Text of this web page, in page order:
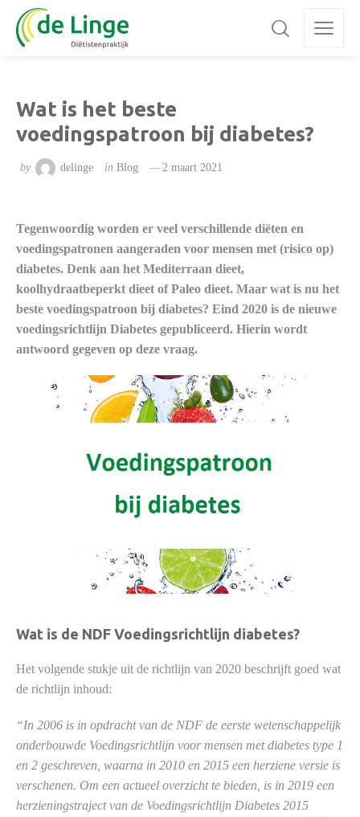
Wat is het beste
voedingspatroon bij diabetes?
by delinge in Blog 2 maart 2021
Tegenwoordig worden er veel verschillende diëten en
voedingspatronen aangeraden voor mensen met (risico op)
diabetes. Denk aan het Mediterraan dieet,
koolhydraatbeperkt dieet of Paleo dieet. Maar wat is nu het
beste voedingspatroon bij diabetes? Eind 2020 is de nieuwe
voedingsrichtlijn Diabetes gepubliceerd. Hierin wordt
antwoord gegeven op deze vraag.
Wat is de NDF Voedingsrichtlijn diabetes?
Het volgende stukje uit de richtlijn van 2020 beschrijft goed wat
de richtlijn inhoud:
“In 2006 is in opdracht van de NDF de eerste wetenschappelijk
onderbouwde Voedingsrichtlijn voor mensen met diabetes type 1
en 2 geschreven, waarna in 2010 en 2015 een herziene versie is
verschenen. Om een actueel overzicht te bieden, is in 2019 een
herzieningstraject van de Voedingsrichtlijn Diabetes 2015